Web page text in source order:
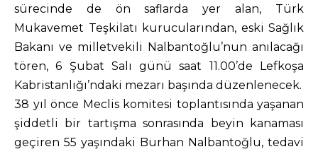
sürecinde de ön saflarda yer alan, Türk
Mukavemet Teşkilatı kurucularından, eski Sağlık
Bakanı ve milletvekili Nalbantoğlu’nun anılacağı
tören, 6 Şubat Salı günü saat 11.00’de Lefkoşa
Kabristanlığı’ndaki mezarı başında düzenlenecek.
38 yıl önce Meclis komitesi toplantısında yaşanan
şiddetli bir tartışma sonrasında beyin kanaması
geçiren 55 yaşındaki Burhan Nalbantoğlu, tedavi